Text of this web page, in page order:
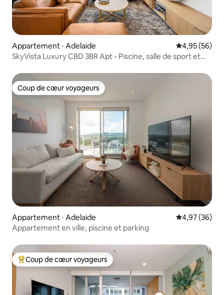
Appartement ⋅ Adelaide Évaluation
4,95 (56)
SkyVista Luxury CBD 3BR Apt - Piscine, salle de sport et
Coup de cœur voyageurs
Coup de cœur voyageurs
Appartement ⋅ Adelaide Évaluation
4,97 (36)
Appartement en ville, piscine et parking
Coups de cœur voyageurs les plus appréciés
Coup de cœur voyageurs